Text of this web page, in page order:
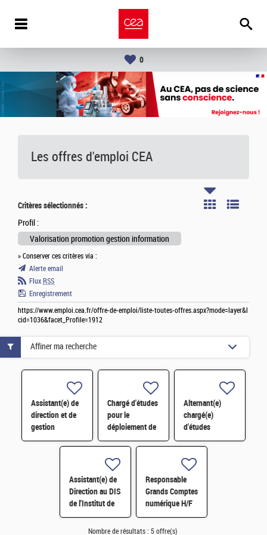
0
Les offres d'emploi CEA
Critères sélectionnés :
Profil :
Valorisation promotion gestion information
» Conserver ces critères via :
Alerte email
Flux RSS
Enregistrement
https://www.emploi.cea.fr/offre-de-emploi/liste-toutes-offres.aspx?mode=layer&l
cid=1036&facet_Profile=1912
Assistant(e) de
direction et de
gestion
administrative et
financière de la
Simulation H/F
Chargé d'études
pour le
déploiement de
l'économie
circulaire H/F
Alternant(e)
chargé(e)
d'études
marketing en
innovation
numérique et
Assistant(e) de
Direction au DIS
de l'Institut de
recherche sur
les lois
Responsable
Grands Comptes
numérique H/F
Affiner ma recherche
Nombre de résultats : 5 offre(s)